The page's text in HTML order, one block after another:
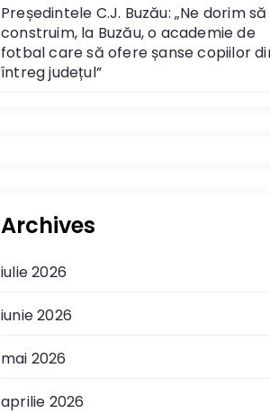
Președintele C.J. Buzău: „Ne dorim să
construim, la Buzău, o academie de
fotbal care să ofere șanse copiilor
întreg județul”
Archives
iulie 2026
iunie 2026
mai 2026
aprilie 2026